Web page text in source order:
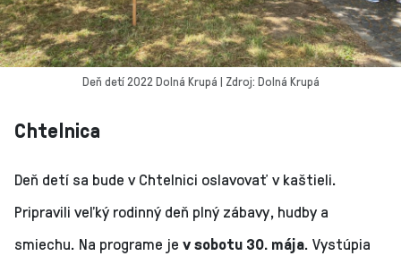
Deň detí 2022 Dolná Krupá | Zdroj: Dolná Krupá
Chtelnica
Deň detí sa bude v Chtelnici oslavovať v kaštieli.
Pripravili veľký rodinný deň plný zábavy, hudby a
smiechu. Na programe je v sobotu 30. mája. Vystúpia